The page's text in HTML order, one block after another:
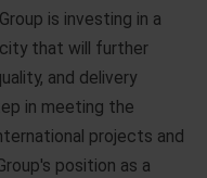
is investing in a
that will further
and delivery
in meeting the
projects and
position as a